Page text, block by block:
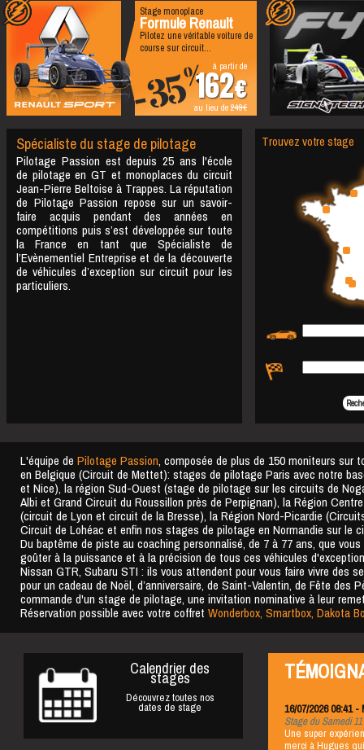
Spécialiste du stage de pilotage
Pilotage Passion est depuis 25 ans l'école
de pilotage en GT et monoplaces du circuit
Jean-Pierre Beltoise à Trappes. La réputation
de Pilotage Passion repose sur un savoir-
faire acquis pendant des années en
compétitions puis s’est développée sur toute
la France en tant que Spécialiste de
l’Evènementiel Entreprise et de la découverte
de véhicules d’exception sur circuit pour les
particuliers.
Trouvez votre stage
-35%
Stage monoplace
Formule Renault
Pilotez une véritable voiture de
course sur circuit...
à partir de
162
au lieu de249
L'équipe dePilotage Passion, composée de plus de 150 moniteurs sur
en Belgique (Circuit de Mettet): stages de pilotage Paris avec notre
et Nice), la région Sud-Ouest (stage de pilotage sur les circuits de
Albi et Grand Circuit du Roussillon près de Perpignan), la Région
(circuit de Lyon et circuit de la Bresse), la Région Nord-Picardie
Circuit de Lohéac et enfin nos stages de pilotage en Normandie sur le
Du baptême de piste au coaching personnalisé, de 7 à 77 ans, que
goûter à la puissance et à la précision de tous ces véhicules
Nissan GTR, Subaru STI : ils vous attendent pour vous faire vivre des
pour un cadeau de Noël, d’anniversaire, de Saint-Valentin, de Fête
commande d'un stage de pilotage, une invitation nominative à leur
Réservation possible avec votre coffretWonderbox, Smartbox, Dakota
16/07/2026 08:41
Stage du Samedi
Une super
merci à Hugues
Calendrier des
stages
Découvrez toutes nos
dates de stage